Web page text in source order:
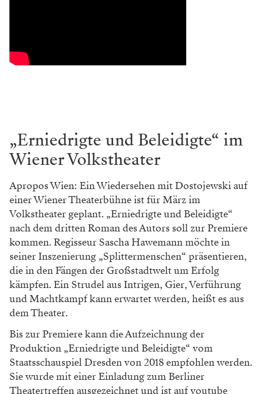
„Erniedrigte und Beleidigte“ im
Wiener Volkstheater
Apropos Wien: Ein Wiedersehen mit Dostojewski auf
einer Wiener Theaterbühne ist für März im
Volkstheater geplant. „Erniedrigte und Beleidigte“
nach dem dritten Roman des Autors soll zur Premiere
kommen. Regisseur Sascha Hawemann möchte in
seiner Inszenierung „Splittermenschen“ präsentieren,
die in den Fängen der Großstadtwelt um Erfolg
kämpfen. Ein Strudel aus Intrigen, Gier, Verführung
und Machtkampf kann erwartet werden, heißt es aus
dem Theater.
Bis zur Premiere kann die Aufzeichnung der
Produktion „Erniedrigte und Beleidigte“ vom
Staatsschauspiel Dresden von 2018 empfohlen werden.
Sie wurde mit einer Einladung zum Berliner
Theatertreffen ausgezeichnet und ist auf youtube